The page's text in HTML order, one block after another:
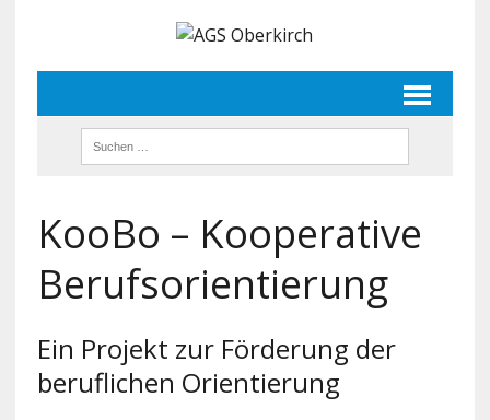
KooBo – Kooperative
Berufsorientierung
Ein Projekt zur Förderung der
beruflichen Orientierung